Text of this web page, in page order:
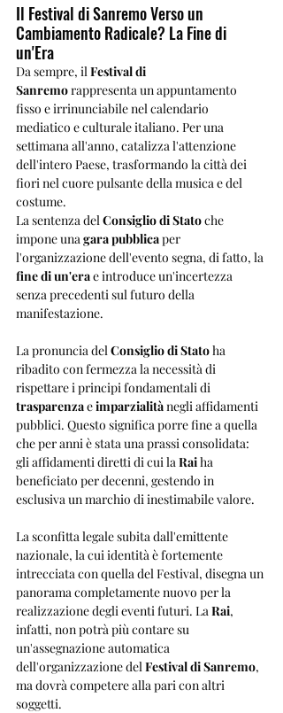
Il Festival di Sanremo Verso un
Cambiamento Radicale? La Fine di
un'Era
Da sempre, il Festival di
Sanremo rappresenta un appuntamento
fisso e irrinunciabile nel calendario
mediatico e culturale italiano. Per una
settimana all'anno, catalizza l'attenzione
dell'intero Paese, trasformando la città dei
fiori nel cuore pulsante della musica e del
costume.
La sentenza del Consiglio di Stato che
impone una gara pubblica per
l'organizzazione dell'evento segna, di fatto, la
fine di un'era e introduce un'incertezza
senza precedenti sul futuro della
manifestazione.
La pronuncia del Consiglio di Stato ha
ribadito con fermezza la necessità di
rispettare i principi fondamentali di
trasparenza e imparzialità negli affidamenti
pubblici. Questo significa porre fine a quella
che per anni è stata una prassi consolidata:
gli affidamenti diretti di cui la Rai ha
beneficiato per decenni, gestendo in
esclusiva un marchio di inestimabile valore.
La sconfitta legale subita dall'emittente
nazionale, la cui identità è fortemente
intrecciata con quella del Festival, disegna un
panorama completamente nuovo per la
realizzazione degli eventi futuri. La Rai,
infatti, non potrà più contare su
un'assegnazione automatica
dell'organizzazione del Festival di Sanremo,
ma dovrà competere alla pari con altri
soggetti.